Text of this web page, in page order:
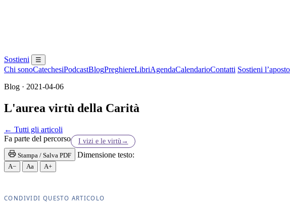
Sostieni ☰
Chi sonoCatechesiPodcastBlogPreghiereLibriAgendaCalendarioContatti Sostieni
Blog · 2021-04-06
L'aurea virtù della Carità
← Tutti gli articoli
Fa parte del percorso
I vizi e le virtù →
Stampa / Salva PDF
Dimensione testo:
A− Aa A+
CONDIVIDI QUESTO ARTICOLO